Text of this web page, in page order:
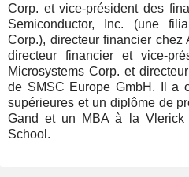
Corp. et vice-président des
Semiconductor, Inc. (une
Corp.), directeur financier chez
directeur financier et vice-
Microsystems Corp. et
de SMSC Europe GmbH. Il a
supérieures et un diplôme de
Gand et un MBA à la Vlerick
School.